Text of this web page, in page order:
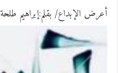
أعرض الإبداع/ بقلم:إبراهيم طلحة